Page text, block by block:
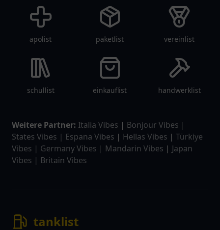
apolist paketlist vereinlist
schullist einkauflist handwerklist
Weitere Partner: Italia Vibes | Bonjour Vibes |
States Vibes | Espana Vibes | Hellas Vibes | Türkiye
Vibes | Germany Vibes | Mandarin Vibes | Japan
Vibes | Britain Vibes
tanklist